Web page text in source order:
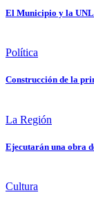
El Municipio y la UNL
Política
Construcción de la
La Región
Ejecutarán una obra
Cultura